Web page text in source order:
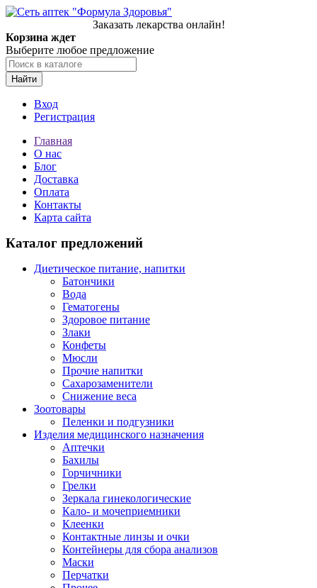
Заказать лекарства онлайн!
Корзина ждет
Выберите любое предложение
Найти
Вход
Регистрация
Главная
О нас
Блог
Доставка
Оплата
Контакты
Карта сайта
Каталог предложений
Диетическое питание, напитки
Батончики
Вода
Гематогены
Здоровое питание
Злаки
Конфеты
Мюсли
Прочие напитки
Сахарозаменители
Снижение веса
Зоотовары
Пеленки и подгузники
Изделия медицинского назначения
Аптечки
Бахилы
Горчичники
Грелки
Зеркала гинекологические
Кало- и мочеприемники
Клеенки
Контактные линзы и очки
Контейнеры для сбора анализов
Маски
Перчатки